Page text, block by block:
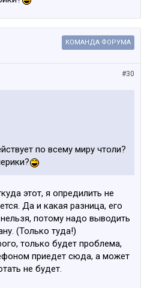
КОМАНДА ФОРУМА
#30
по всему миру чтоли?
этот, я опредилить не
Да и какая разница, его
потому надо выводить
(Только туда!)
только будет проблема,
приедет сюда, а может
не будет.